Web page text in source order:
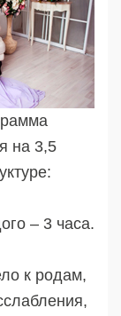
на 3,5
– 3 часа.
к родам,